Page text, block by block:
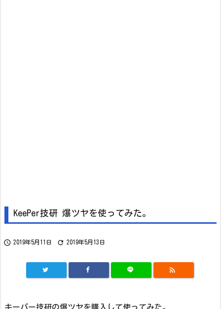
KeePer技研 爆ツヤを使ってみた。
 2019年5月11日  2019年5月13日

キーパー技研の爆ツヤを購入して使ってみた。